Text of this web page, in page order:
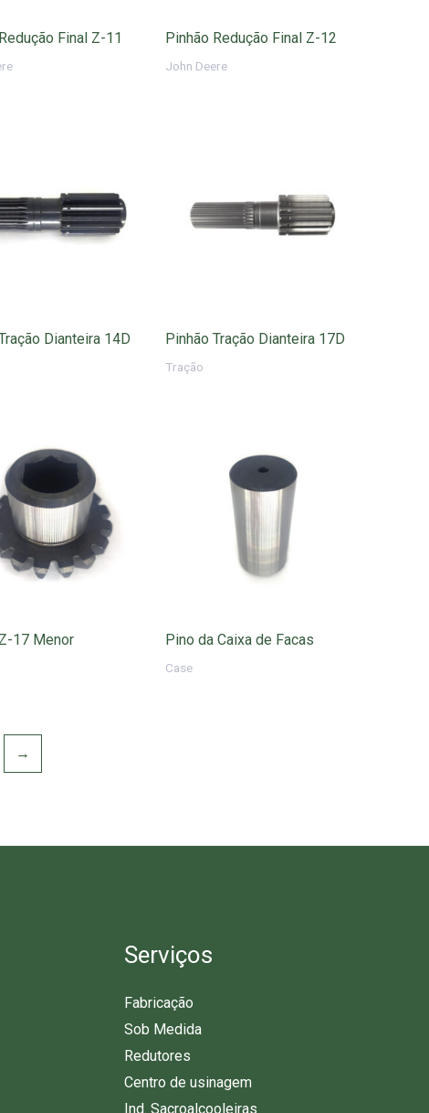
Final Z-11 Pinhão Redução Final Z-12
John Deere
Dianteira 14D Pinhão Tração Dianteira 17D
Tração
17 Menor Pino da Caixa de Facas
Case
→
Serviços
Fabricação
Sob Medida
Redutores
Centro de usinagem
Ind. Sacroalcooleiras